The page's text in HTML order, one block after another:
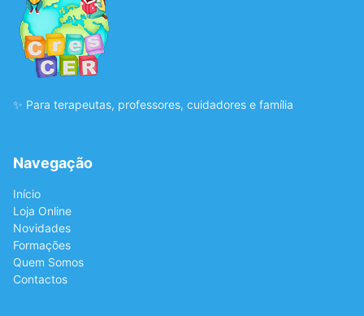
✨ Para terapeutas, professores, cuidadores e família
Navegação
Início
Loja Online
Novidades
Formações
Quem Somos
Contactos